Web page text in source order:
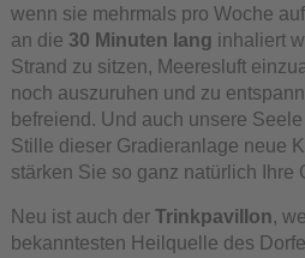
wenn sie mehrmals pro Woche
an die 30 Minuten lang inhaliert
Strand zu sitzen, Meeresluft
noch auszuruhen und zu
befreiend. Und auch unsere
Stille dieser Gradieranlage neue
stärken Sie so ganz natürlich Ihre
Neu ist auch der Trinkpavillon,
bekanntesten Heilquelle des